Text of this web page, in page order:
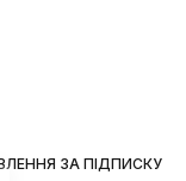
ЗА ПІДПИСКУ